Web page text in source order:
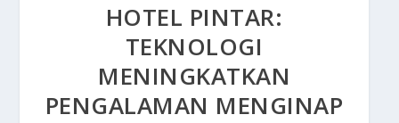
HOTEL PINTAR:
TEKNOLOGI
MENINGKATKAN
PENGALAMAN MENGINAP